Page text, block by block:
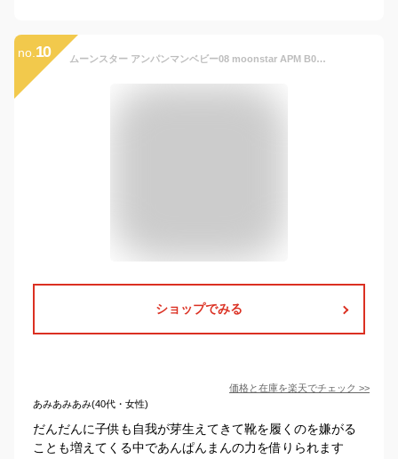
no. 10 ムーンスター アンパンマンベビー08 moonstar APM B08 ベビー キッズ ファースト シューズ キャラクター スニーカー 子供靴 マジックテープ ベルクロ アンパンマン ドキンちゃん ブルー ブラウン ピンク 赤ちゃん 贈り物 お祝い 出産祝い プレゼント ギフト
ショップでみる
価格と在庫を楽天でチェック >>
あみあみあみ(40代・女性)
だんだんに子供も自我が芽生えてきて靴を履くのを嫌がる
ことも増えてくる中であんぱんまんの力を借りられます